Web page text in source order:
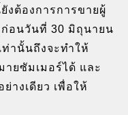
งต้องการการขายผู้
ก่อนวันที่ 30 มิถุนายน
านั้นถึงจะทำให้
ยซัมเมอร์ได้ และ
างเดียว เพื่อให้